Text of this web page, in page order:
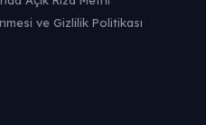
ve Gizlilik Politikası